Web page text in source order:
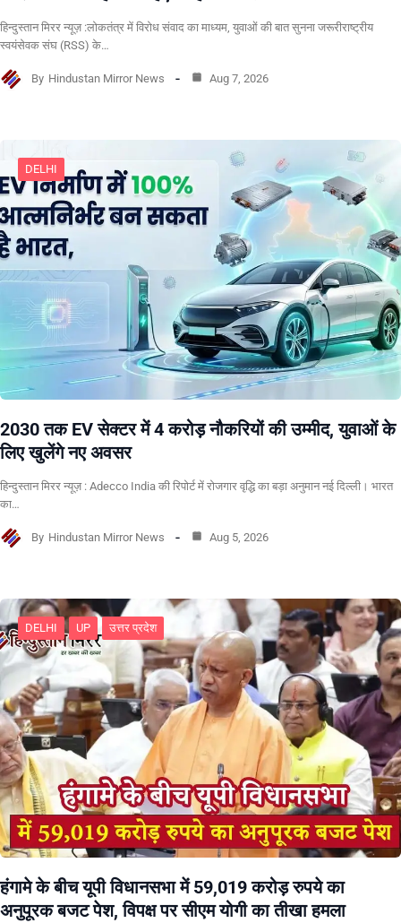
हिन्दुस्तान मिरर न्यूज़ :लोकतंत्र में विरोध संवाद का माध्यम, युवाओं की बात सुनना जरूरीराष्ट्रीय
स्वयंसेवक संघ (RSS) के…
By Hindustan Mirror News Aug 7, 2026
DELHI
2030 तक EV सेक्टर में 4 करोड़ नौकरियों की उम्मीद, युवाओं के
लिए खुलेंगे नए अवसर
हिन्दुस्तान मिरर न्यूज़ : Adecco India की रिपोर्ट में रोजगार वृद्धि का बड़ा अनुमान नई दिल्ली। भारत
का…
By Hindustan Mirror News Aug 5, 2026
DELHI UP उत्तर प्रदेश
हंगामे के बीच यूपी विधानसभा में 59,019 करोड़ रुपये का
अनुपूरक बजट पेश, विपक्ष पर सीएम योगी का तीखा हमला